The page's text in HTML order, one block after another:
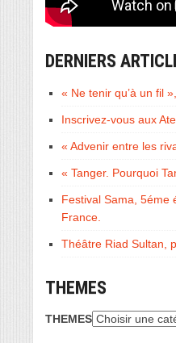
DERNIERS
« Ne tenir qu’à un fil
Inscrivez-vous aux
« Advenir entre les
« Tanger. Pourquoi
Festival Sama, 5éme
France.
Théâtre Riad Sultan,
THEMES
THEMES